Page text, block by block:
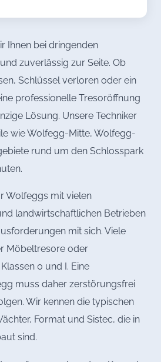
Ihnen bei dringenden
zuverlässig zur Seite. Ob
Schlüssel verloren oder ein
professionelle Tresoröffnung
Lösung. Unsere Techniker
wie Wolfegg-Mitte, Wolfegg-
rund um den Schlosspark
Wolfeggs mit vielen
landwirtschaftlichen Betrieben
mit sich. Viele
Möbeltresore oder
0 und I. Eine
muss daher zerstörungsfrei
Wir kennen die typischen
Format und Sistec, die in
sind.